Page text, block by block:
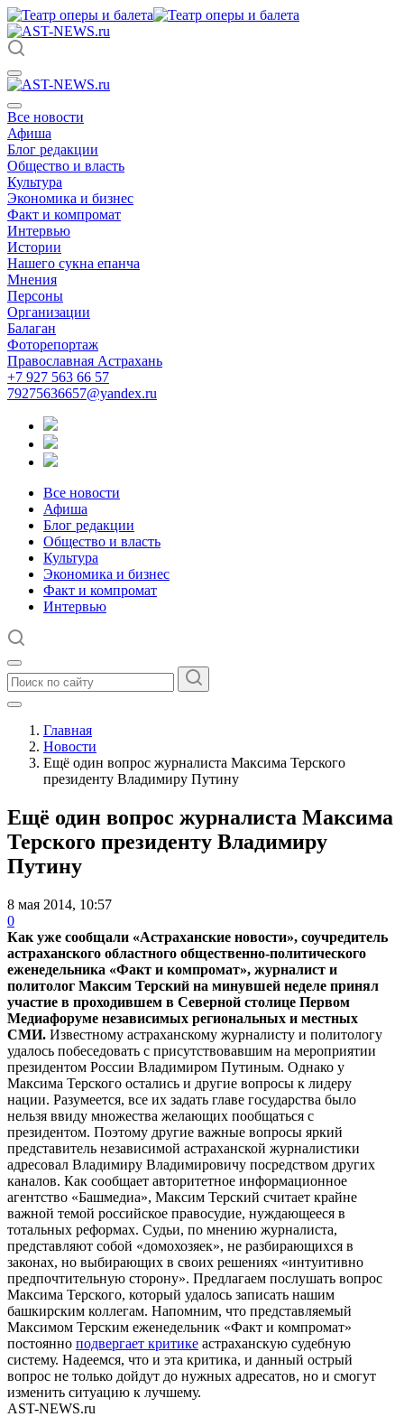
Все новости
Афиша
Блог редакции
Общество и власть
Культура
Экономика и бизнес
Факт и компромат
Интервью
Истории
Нашего сукна епанча
Мнения
Персоны
Организации
Балаган
Фоторепортаж
Православная Астрахань
+7 927 563 66 57
79275636657@yandex.ru
Все новости
Афиша
Блог редакции
Общество и власть
Культура
Экономика и бизнес
Факт и компромат
Интервью
Главная
Новости
Ещё один вопрос журналиста Максима Терского
президенту Владимиру Путину
Ещё один вопрос журналиста Максима
Терского президенту Владимиру
Путину
8 мая 2014, 10:57
0
Как уже сообщали «Астраханские новости», соучредитель
астраханского областного общественно-политического
еженедельника «Факт и компромат», журналист и
политолог Максим Терский на минувшей неделе принял
участие в проходившем в Северной столице Первом
Медиафоруме независимых региональных и местных
СМИ. Известному астраханскому журналисту и политологу
удалось побеседовать с присутствовавшим на мероприятии
президентом России Владимиром Путиным. Однако у
Максима Терского остались и другие вопросы к лидеру
нации. Разумеется, все их задать главе государства было
нельзя ввиду множества желающих пообщаться с
президентом. Поэтому другие важные вопросы яркий
представитель независимой астраханской журналистики
адресовал Владимиру Владимировичу посредством других
каналов. Как сообщает авторитетное информационное
агентство «Башмедиа», Максим Терский считает крайне
важной темой российское правосудие, нуждающееся в
тотальных реформах. Судьи, по мнению журналиста,
представляют собой «домохозяек», не разбирающихся в
законах, но выбирающих в своих решениях «интуитивно
предпочтительную сторону». Предлагаем послушать вопрос
Максима Терского, который удалось записать нашим
башкирским коллегам. Напомним, что представляемый
Максимом Терским еженедельник «Факт и компромат»
постоянно подвергает критике астраханскую судебную
систему. Надеемся, что и эта критика, и данный острый
вопрос не только дойдут до нужных адресатов, но и смогут
изменить ситуацию к лучшему.
AST-NEWS.ru